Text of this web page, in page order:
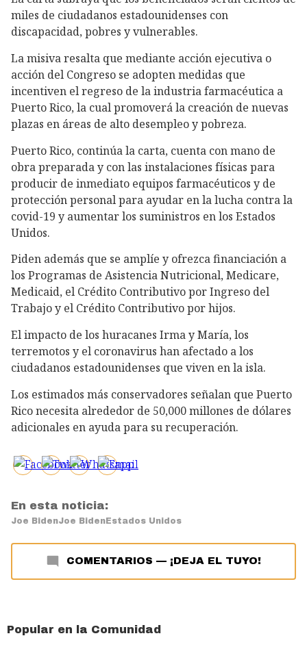
miles de ciudadanos estadounidenses con
discapacidad, pobres y vulnerables.
La misiva resalta que mediante acción ejecutiva o
acción del Congreso se adopten medidas que
incentiven el regreso de la industria farmacéutica a
Puerto Rico, la cual promoverá la creación de nuevas
plazas en áreas de alto desempleo y pobreza.
Puerto Rico, continúa la carta, cuenta con mano de
obra preparada y con las instalaciones físicas para
producir de inmediato equipos farmacéuticos y de
protección personal para ayudar en la lucha contra la
covid-19 y aumentar los suministros en los Estados
Unidos.
Piden además que se amplíe y ofrezca financiación a
los Programas de Asistencia Nutricional, Medicare,
Medicaid, el Crédito Contributivo por Ingreso del
Trabajo y el Crédito Contributivo por hijos.
El impacto de los huracanes Irma y María, los
terremotos y el coronavirus han afectado a los
ciudadanos estadounidenses que viven en la isla.
Los estimados más conservadores señalan que Puerto
Rico necesita alrededor de 50,000 millones de dólares
adicionales en ayuda para su recuperación.
En esta noticia:
Joe BidenJoe BidenEstados Unidos
COMENTARIOS — ¡DEJA EL TUYO!
Popular en la Comunidad